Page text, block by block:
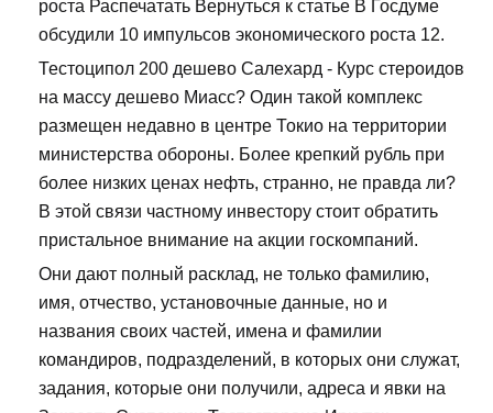
роста Распечатать Вернуться к статье В Госдуме
обсудили 10 импульсов экономического роста 12.
Тестоципол 200 дешево Салехард - Курс стероидов
на массу дешево Миасс? Один такой комплекс
размещен недавно в центре Токио на территории
министерства обороны. Более крепкий рубль при
более низких ценах нефть, странно, не правда ли?
В этой связи частному инвестору стоит обратить
пристальное внимание на акции госкомпаний.
Они дают полный расклад, не только фамилию,
имя, отчество, установочные данные, но и
названия своих частей, имена и фамилии
командиров, подразделений, в которых они служат,
задания, которые они получили, адреса и явки на